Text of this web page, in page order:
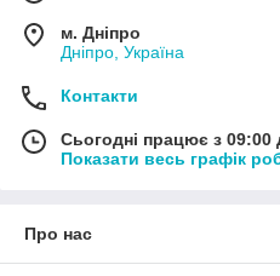
м. Дніпро
Дніпро, Україна
Контакти
Сьогодні працює з 09:00
Показати весь графік
Про нас